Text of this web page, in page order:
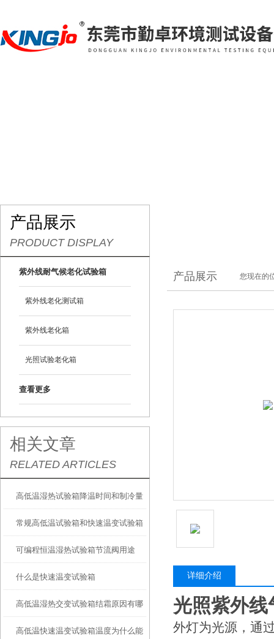
产品展示
PRODUCT DISPLAY
紫外线耐气候老化试验箱
紫外线老化测试箱
紫外线老化箱
光照试验老化箱
查看更多
相关文章
RELATED ARTICLES
高低温湿热试验箱降温时间和制冷量
的关系
常规高低温试验箱和快速温变试验箱
的区别
可编程恒温湿热试验箱节流阀用途
什么是快速温变试验箱
高低温湿热交变试验箱结霜原因有哪
些？
高低温快速温变试验箱温度为什么能
产品展示 您现在的
详细介绍
光照紫外
外灯为光源，通